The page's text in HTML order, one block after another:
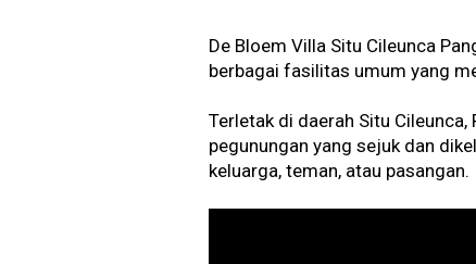
De Bloem Villa Situ Cileunca
berbagai fasilitas umum yang
Terletak di daerah Situ Cileunca,
pegunungan yang sejuk dan
keluarga, teman, atau pasangan.